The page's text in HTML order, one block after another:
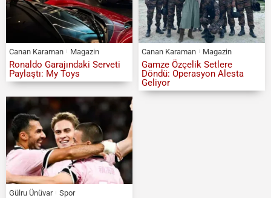
Canan Karaman Magazin
Ronaldo Garajındaki Serveti
Paylaştı: My Toys
Canan Karaman Magazin
Gamze Özçelik Setlere
Döndü: Operasyon Alesta
Geliyor
Gülru Ünüvar Spor